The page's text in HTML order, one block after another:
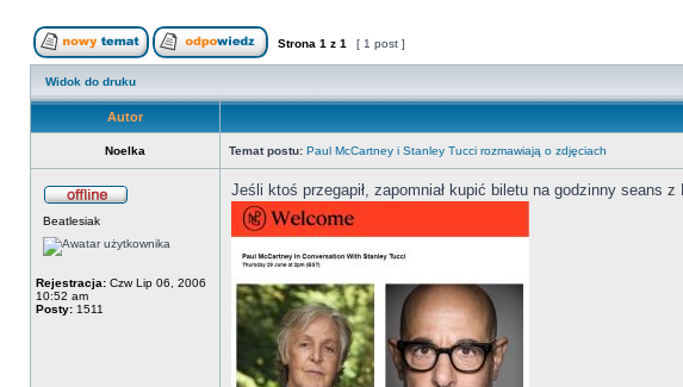
Strona 1 z 1 [ 1 post ]
Widok do druku
Autor
Noelka Temat postu: Paul McCartney i Stanley Tucci rozmawiają o zdjęciach
Beatlesiak
Rejestracja: Czw Lip 06, 2006
10:52 am
Posty: 1511
Jeśli ktoś przegapił, zapomniał kupić biletu na godzinny seans